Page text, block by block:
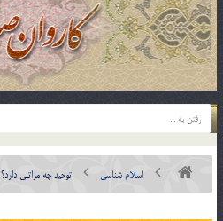
اسلام شناسی توحيد چه مراتبي دارد؟